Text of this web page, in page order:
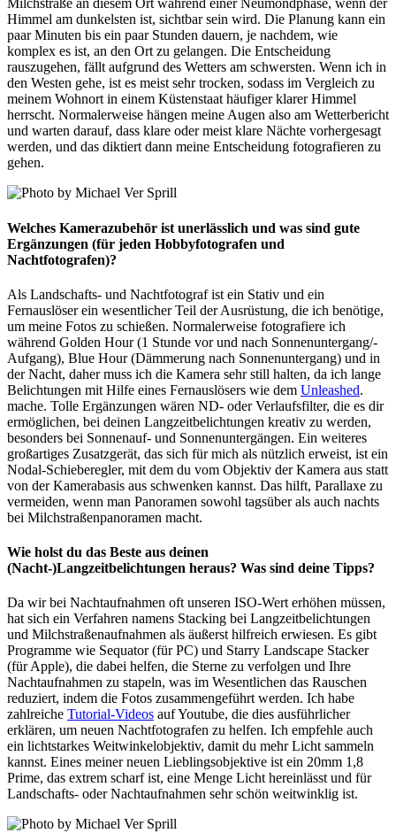
Milchstraße an diesem Ort während einer Neumondphase, wenn der
Himmel am dunkelsten ist, sichtbar sein wird. Die Planung kann ein
paar Minuten bis ein paar Stunden dauern, je nachdem, wie
komplex es ist, an den Ort zu gelangen. Die Entscheidung
rauszugehen, fällt aufgrund des Wetters am schwersten. Wenn ich in
den Westen gehe, ist es meist sehr trocken, sodass im Vergleich zu
meinem Wohnort in einem Küstenstaat häufiger klarer Himmel
herrscht. Normalerweise hängen meine Augen also am Wetterbericht
und warten darauf, dass klare oder meist klare Nächte vorhergesagt
werden, und das diktiert dann meine Entscheidung fotografieren zu
gehen.
Welches Kamerazubehör ist unerlässlich und was sind gute
Ergänzungen (für jeden Hobbyfotografen und
Nachtfotografen)?
Als Landschafts- und Nachtfotograf ist ein Stativ und ein
Fernauslöser ein wesentlicher Teil der Ausrüstung, die ich benötige,
um meine Fotos zu schießen. Normalerweise fotografiere ich
während Golden Hour (1 Stunde vor und nach Sonnenuntergang/-
Aufgang), Blue Hour (Dämmerung nach Sonnenuntergang) und in
der Nacht, daher muss ich die Kamera sehr still halten, da ich lange
Belichtungen mit Hilfe eines Fernauslösers wie dem Unleashed.
mache. Tolle Ergänzungen wären ND- oder Verlaufsfilter, die es dir
ermöglichen, bei deinen Langzeitbelichtungen kreativ zu werden,
besonders bei Sonnenauf- und Sonnenuntergängen. Ein weiteres
großartiges Zusatzgerät, das sich für mich als nützlich erweist, ist ein
Nodal-Schieberegler, mit dem du vom Objektiv der Kamera aus statt
von der Kamerabasis aus schwenken kannst. Das hilft, Parallaxe zu
vermeiden, wenn man Panoramen sowohl tagsüber als auch nachts
bei Milchstraßenpanoramen macht.
Wie holst du das Beste aus deinen
(Nacht-)Langzeitbelichtungen heraus? Was sind deine Tipps?
Da wir bei Nachtaufnahmen oft unseren ISO-Wert erhöhen müssen,
hat sich ein Verfahren namens Stacking bei Langzeitbelichtungen
und Milchstraßenaufnahmen als äußerst hilfreich erwiesen. Es gibt
Programme wie Sequator (für PC) und Starry Landscape Stacker
(für Apple), die dabei helfen, die Sterne zu verfolgen und Ihre
Nachtaufnahmen zu stapeln, was im Wesentlichen das Rauschen
reduziert, indem die Fotos zusammengeführt werden. Ich habe
zahlreiche Tutorial-Videos auf Youtube, die dies ausführlicher
erklären, um neuen Nachtfotografen zu helfen. Ich empfehle auch
ein lichtstarkes Weitwinkelobjektiv, damit du mehr Licht sammeln
kannst. Eines meiner neuen Lieblingsobjektive ist ein 20mm 1,8
Prime, das extrem scharf ist, eine Menge Licht hereinlässt und für
Landschafts- oder Nachtaufnahmen sehr schön weitwinklig ist.